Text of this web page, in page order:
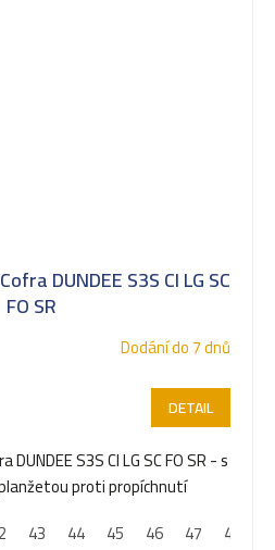
DUNDEE S3S CI LG SC
FO SR
Dodání do 7 dnů
DETAIL
S3S CI LG SC FO SR - s
proti propíchnutí
43 44 45 46 47 48